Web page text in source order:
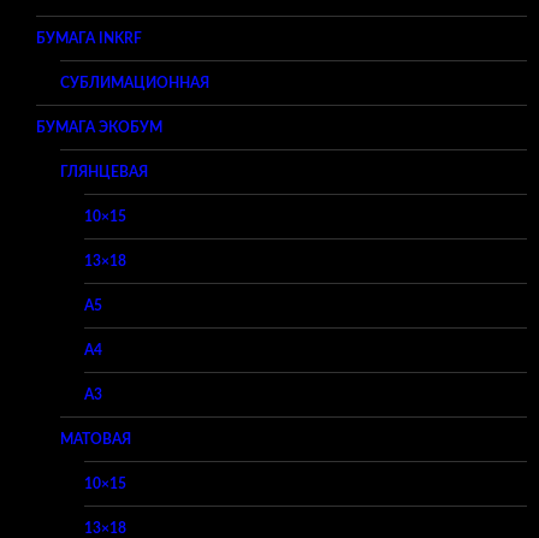
БУМАГА INKRF
СУБЛИМАЦИОННАЯ
БУМАГА ЭКОБУМ
ГЛЯНЦЕВАЯ
10×15
13×18
A5
A4
A3
МАТОВАЯ
10×15
13×18